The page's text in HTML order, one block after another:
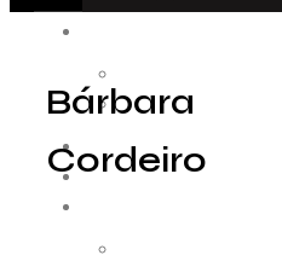
Convocatorias
RESIDENCIAS
MEDIACIÓN
Bárbara
Cordeiro